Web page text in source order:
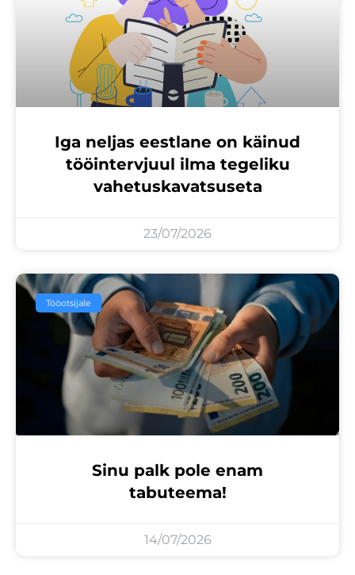
Iga neljas eestlane on käinud
tööintervjuul ilma tegeliku
vahetuskavatsuseta
23/07/2026
Tööotsijale
Sinu palk pole enam
tabuteema!
14/07/2026